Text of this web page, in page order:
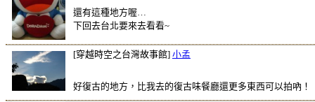
還有這種地方喔…
下回去台北要來去看看~
[穿越時空之台灣故事館] 小孟
好復古的地方，比我去的復古味餐廳還更多東西可以拍吶！